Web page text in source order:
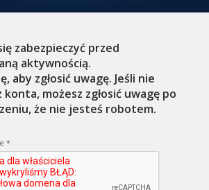
zabezpieczyć przed
aktywnością.
aby zgłosić uwagę. Jeśli nie
konta, możesz zgłosić uwagę po
że nie jesteś robotem.
*